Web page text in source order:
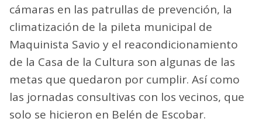
cámaras en las patrullas de prevención, la
climatización de la pileta municipal de
Maquinista Savio y el reacondicionamiento
de la Casa de la Cultura son algunas de las
metas que quedaron por cumplir. Así como
las jornadas consultivas con los vecinos, que
solo se hicieron en Belén de Escobar.